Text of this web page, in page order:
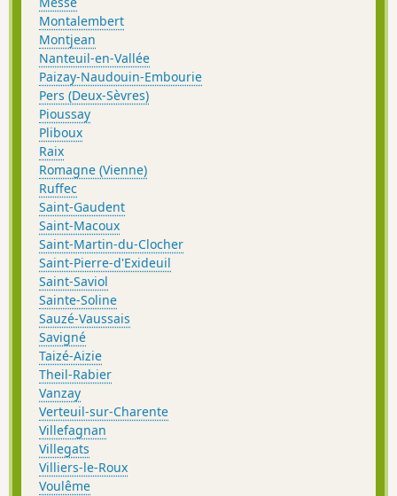
Montalembert
Montjean
Nanteuil-en-Vallée
Paizay-Naudouin-Embourie
Pers (Deux-Sèvres)
Pioussay
Pliboux
Raix
Romagne (Vienne)
Ruffec
Saint-Gaudent
Saint-Macoux
Saint-Martin-du-Clocher
Saint-Pierre-d'Exideuil
Saint-Saviol
Sainte-Soline
Sauzé-Vaussais
Savigné
Taizé-Aizie
Theil-Rabier
Vanzay
Verteuil-sur-Charente
Villefagnan
Villegats
Villiers-le-Roux
Voulême